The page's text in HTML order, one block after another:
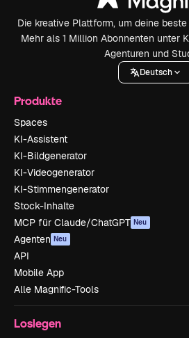
Die kreative Plattform, um deine
Mehr als 1 Million Abonnenten unter
Agenturen und
Deutsch
Produkte
Spaces
KI-Assistent
KI-Bildgenerator
KI-Videogenerator
KI-Stimmengenerator
Stock-Inhalte
MCP für Claude/ChatGPT Neu
Agenten Neu
API
Mobile App
Alle Magnific-Tools
Loslegen